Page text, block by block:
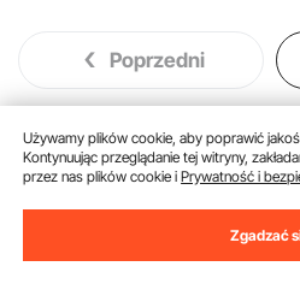
Poprzedni
Może Ci się spodobać
Nowy
Używamy plików cookie, aby poprawić
Kontynuując przeglądanie tej witryny,
przez nas plików cookie iPrywatność i
Zgadzać